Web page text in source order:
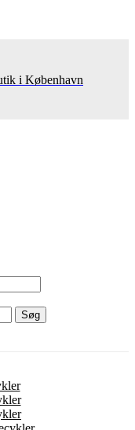
i København
Søg